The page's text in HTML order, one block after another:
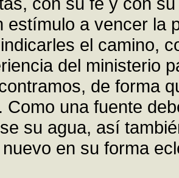
estímulo a vencer la
el camino,
del ministerio
de forma
Como una fuente
su agua, así
en su forma